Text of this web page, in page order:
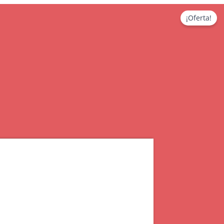
¡Oferta!